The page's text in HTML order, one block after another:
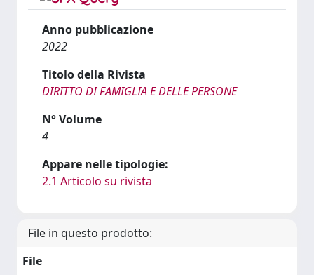
Anno pubblicazione
2022
Titolo della Rivista
DIRITTO DI FAMIGLIA E DELLE PERSONE
N° Volume
4
Appare nelle tipologie:
2.1 Articolo su rivista
File in questo prodotto:
File